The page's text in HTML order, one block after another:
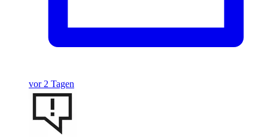
vor 2 Tagen